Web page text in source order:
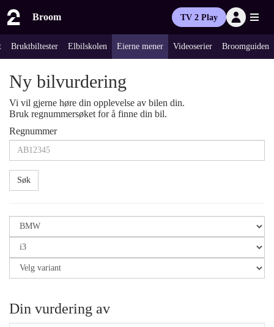
Broom TV 2 Play
Bruktbiltester Elbilskolen Eierne mener Videoserier Broomguiden
Ny bilvurdering
Vi vil gjerne høre din opplevelse av bilen din.
Bruk regnummersøket for å finne din bil.
Regnummer
Søk
Din vurdering av